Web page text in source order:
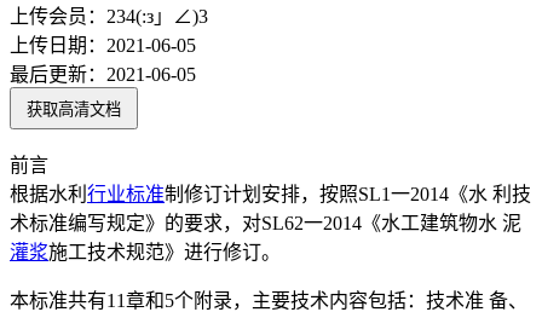
上传会员： 234(:з」∠)3
上传日期： 2021-06-05
最后更新： 2021-06-05
获取高清文档
前言
根据水利 行业标准制修订计划安排，按照SL1一2014《水 利技
术标准编写规定》的要求，对SL62一2014《水工建筑物水 泥
灌浆施工技术规范》进行修订。
本标准共有11章和5个附录，主要技术内容包括：技术准 备、